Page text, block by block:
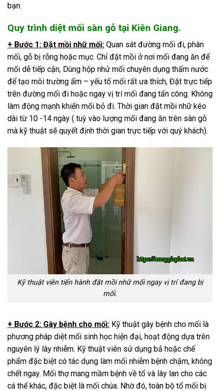
bạn.
Quy trình diệt mối sàn gỗ tại Kiên Giang.
+ Bước 1: Đặt mồi nhữ mối: Quan sát đường mối đi, phân
mối, gỗ bị rỗng hoặc mục. Chỉ đặt mồi ở nơi mối đang ăn để
mối dễ tiếp cận, Dùng hộp nhử mối chuyên dụng thấm nước
để tạo môi trường ẩm – yếu tố mối rất ưa thích, Đặt trực tiếp
trên đường mối đi hoặc ngay vị trí mối đang tấn công. Không
làm động mạnh khiến mối bỏ đi. Thời gian đặt mồi nhữ kéo
dài từ 10 -14 ngày ( tuỳ vào lượng mối đang ăn trên sàn gỗ
mà kỹ thuật sẽ quyết định thời gian trực tiếp với quý khách).
Kỹ thuật viên tiến hành đặt mồi nhữ mối ngay vị trí đang bị
mối.
+ Bước 2: Gây bệnh cho mối: Kỹ thuật gây bệnh cho mối là
phương pháp diệt mối sinh học hiện đại, hoạt động dựa trên
nguyên lý lây nhiễm. Kỹ thuật viên sử dụng bả hoặc chế
phẩm đặc biệt có tác dụng làm mối nhiễm bệnh chậm, không
chết ngay. Mối thợ mang mầm bệnh về tổ và lây lan cho các
cá thể khác, đặc biệt là mối chúa. Nhờ đó, toàn bộ tổ mối bị